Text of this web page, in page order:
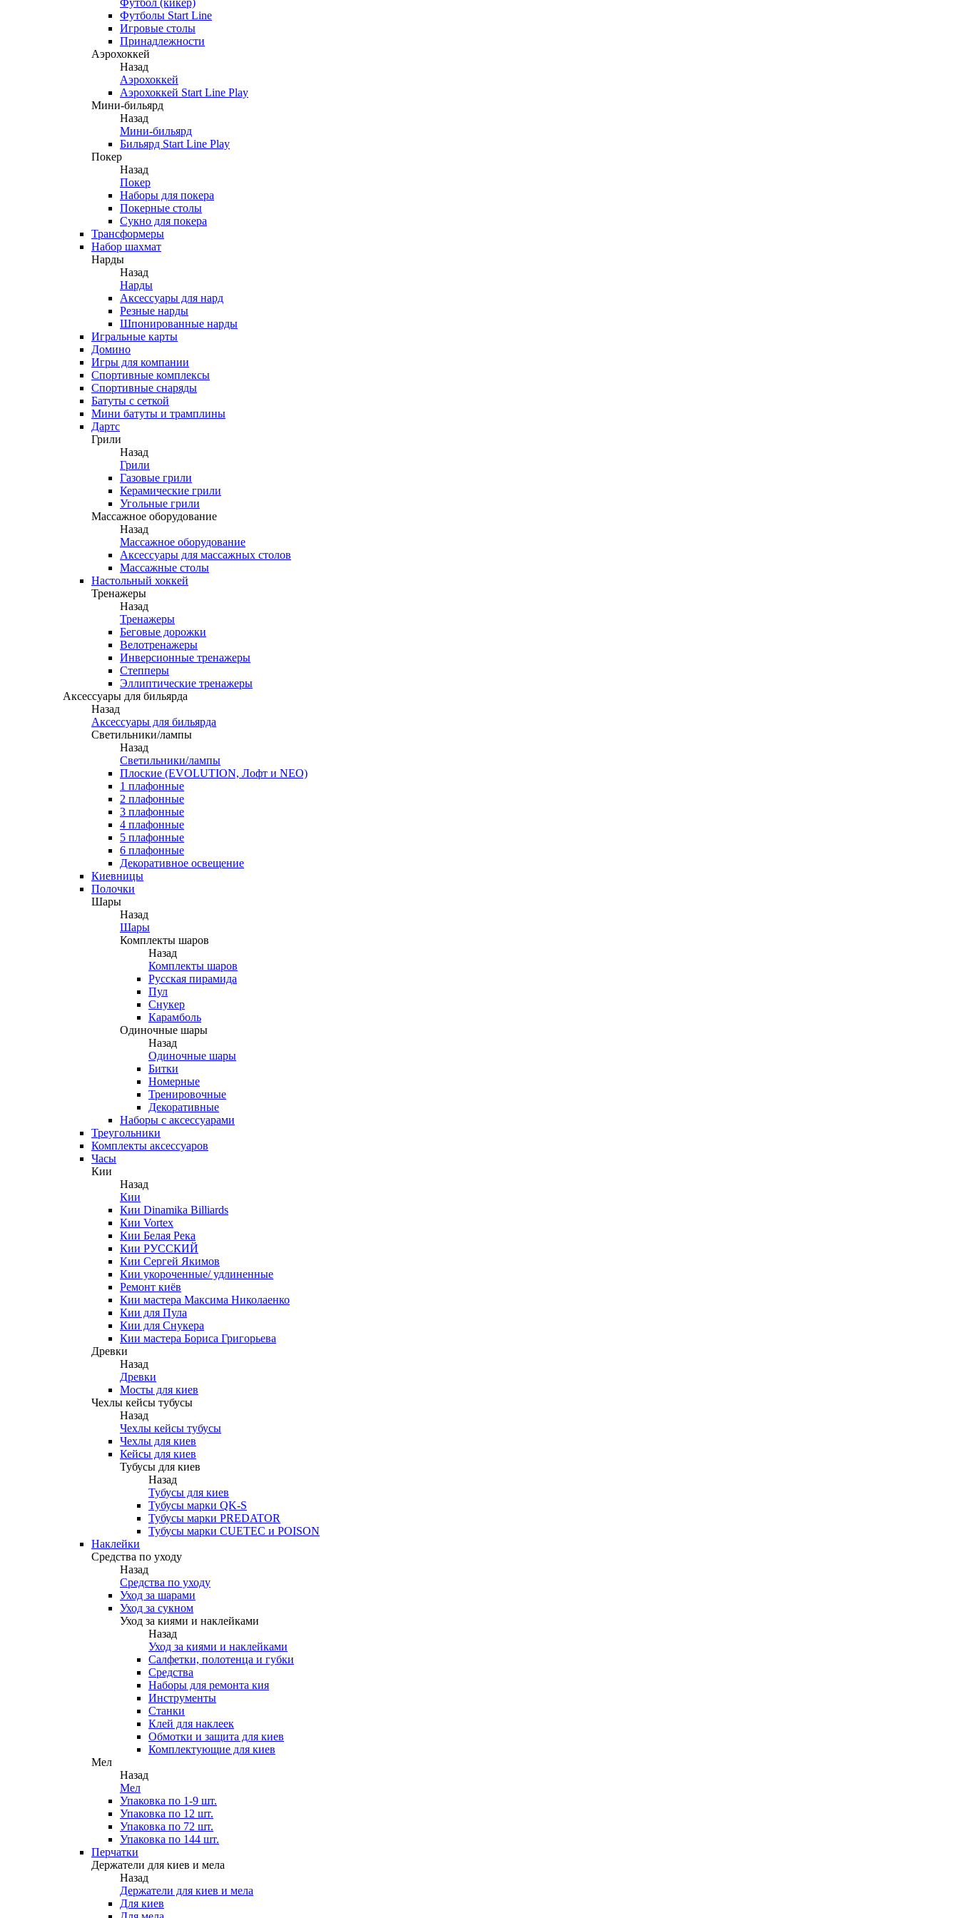
Футбол (кикер)
Футболы Start Line
Игровые столы
Принадлежности
Аэрохоккей
Назад
Аэрохоккей
Аэрохоккей Start Line Play
Мини-бильярд
Назад
Мини-бильярд
Бильярд Start Line Play
Покер
Назад
Покер
Наборы для покера
Покерные столы
Сукно для покера
Трансформеры
Набор шахмат
Нарды
Назад
Нарды
Аксессуары для нард
Резные нарды
Шпонированные нарды
Игральные карты
Домино
Игры для компании
Спортивные комплексы
Спортивные снаряды
Батуты с сеткой
Мини батуты и трамплины
Дартс
Грили
Назад
Грили
Газовые грили
Керамические грили
Угольные грили
Массажное оборудование
Назад
Массажное оборудование
Аксессуары для массажных столов
Массажные столы
Настольный хоккей
Тренажеры
Назад
Тренажеры
Беговые дорожки
Велотренажеры
Инверсионные тренажеры
Степперы
Эллиптические тренажеры
Аксессуары для бильярда
Назад
Аксессуары для бильярда
Светильники/лампы
Назад
Светильники/лампы
Плоские (EVOLUTION, Лофт и NEO)
1 плафонные
2 плафонные
3 плафонные
4 плафонные
5 плафонные
6 плафонные
Декоративное освещение
Киевницы
Полочки
Шары
Назад
Шары
Комплекты шаров
Назад
Комплекты шаров
Русская пирамида
Пул
Снукер
Карамболь
Одиночные шары
Назад
Одиночные шары
Битки
Номерные
Тренировочные
Декоративные
Наборы с аксессуарами
Треугольники
Комплекты аксессуаров
Часы
Кии
Назад
Кии
Кии Dinamika Billiards
Кии Vortex
Кии Белая Река
Кии РУССКИЙ
Кии Сергей Якимов
Кии укороченные/ удлиненные
Ремонт киёв
Кии мастера Максима Николаенко
Кии для Пула
Кии для Снукера
Кии мастера Бориса Григорьева
Древки
Назад
Древки
Мосты для киев
Чехлы кейсы тубусы
Назад
Чехлы кейсы тубусы
Чехлы для киев
Кейсы для киев
Тубусы для киев
Назад
Тубусы для киев
Тубусы марки QK-S
Тубусы марки PREDATOR
Тубусы марки CUETEC и POISON
Наклейки
Средства по уходу
Назад
Средства по уходу
Уход за шарами
Уход за сукном
Уход за киями и наклейками
Назад
Уход за киями и наклейками
Салфетки, полотенца и губки
Средства
Наборы для ремонта кия
Инструменты
Станки
Клей для наклеек
Обмотки и защита для киев
Комплектующие для киев
Мел
Назад
Мел
Упаковка по 1-9 шт.
Упаковка по 12 шт.
Упаковка по 72 шт.
Упаковка по 144 шт.
Перчатки
Держатели для киев и мела
Назад
Держатели для киев и мела
Для киев